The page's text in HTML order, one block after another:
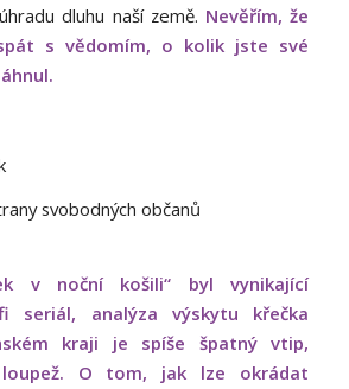
dluhu naší země. Nevěřím, že
s vědomím, o kolik jste své
svobodných občanů
v noční košili“ byl vynikající
seriál, analýza výskytu křečka
kraji je spíše špatný vtip,
O tom, jak lze okrádat